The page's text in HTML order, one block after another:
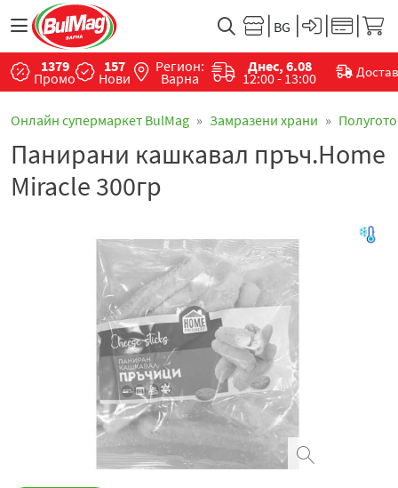
1379
Промо
157
Нови
Регион:
Варна
Днес, 6.08
12:00 - 13:00
Онлайн супермаркет BulMag Замразени храни
Панирани кашкавал пръч.Home
Miracle 300гр